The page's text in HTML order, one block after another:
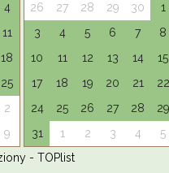
4
11
18
25
2
9
26
27 28 29 30
1
3
4 5 6 7
8
10
11 12 13 14
15
17
18 19 20 21
22
24
25 26 27 28
29
31
1 2 3 4 5